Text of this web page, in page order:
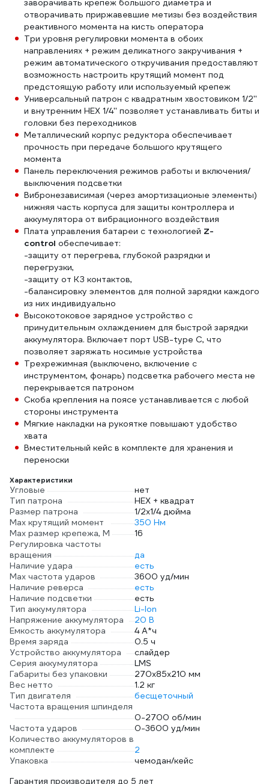
заворачивать крепеж большого диаметра и
отворачивать приржавевшие метизы без воздействия
реактивного момента на кисть оператора
Три уровня регулировки момента в обоих
направлениях + режим деликатного закручивания +
режим автоматического откручивания предоставляют
возможность настроить крутящий момент под
предстоящую работу или используемый крепеж
Универсальный патрон с квадратным хвостовиком 1/2''
и внутренним HEX 1/4'' позволяет устанавливать биты и
головки без переходников
Металлический корпус редуктора обеспечивает
прочность при передаче большого крутящего
момента
Панель переключения режимов работы и включения/
выключения подсветки
Вибронезависимая (через амортизационые элементы)
нижняя часть корпуса для защиты контроллера и
аккумулятора от вибрационного воздействия
Плата управления батареи с технологией Z-
control обеспечивает:
-защиту от перегрева, глубокой разрядки и
перегрузки,
-защиту от КЗ контактов,
-балансировку элементов для полной зарядки каждого
из них индивидуально
Высокотоковое зарядное устройство с
принудительным охлаждением для быстрой зарядки
аккумулятора. Включает порт USB-type C, что
позволяет заряжать носимые устройства
Трехрежимная (выключено, включение с
инструментом, фонарь) подсветка рабочего места не
перекрывается патроном
Скоба крепления на поясе устанавливается с любой
стороны инструмента
Мягкие накладки на рукоятке повышают удобство
хвата
Вместительный кейс в комплекте для хранения и
переноски
Характеристики
Угловые
нет
Тип патрона
HEX + квад­рат
Размер патрона
1/2х1/4 дюйма
Max крутящий момент
350 Нм
Max размер крепежа, М
16
Регулировка частоты
вращения
да
Наличие удара
есть
Мах частота ударов
3600 уд/мин
Наличие реверса
есть
Наличие подсветки
есть
Тип аккумулятора
Li-Ion
Напряжение аккумулятора
20 В
Емкость аккумулятора
4 А*ч
Время заряда
0.5 ч
Устройство аккумулятора
слайдер
Серия аккумулятора
LMS
Габариты без упаковки
270х85х210 мм
Вес нетто
1.2 кг
Тип двигателя
бесщеточный
Частота вращения шпинделя
0-2700 об/мин
Частота ударов
0-3600 уд/мин
Количество аккумуляторов в
комплекте
2
Упаковка
чемодан/кейс
Гарантия производителя до 5 лет